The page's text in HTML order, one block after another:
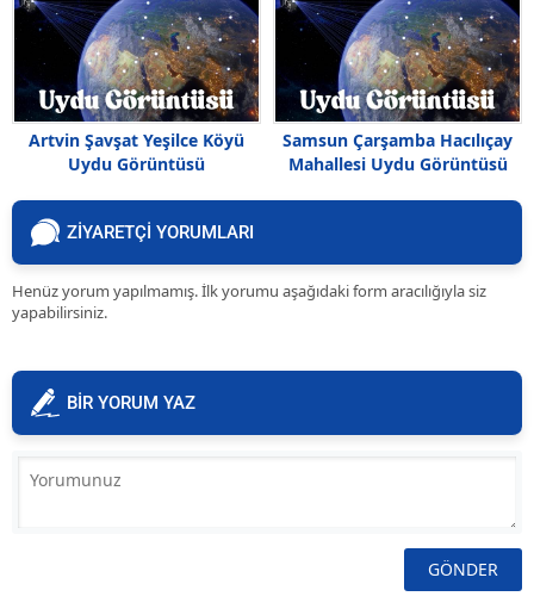
Artvin Şavşat Yeşilce Köyü
Uydu Görüntüsü
Samsun Çarşamba Hacılıçay
Mahallesi Uydu Görüntüsü
ZİYARETÇİ YORUMLARI
Henüz yorum yapılmamış. İlk yorumu aşağıdaki form aracılığıyla siz
yapabilirsiniz.
BİR YORUM YAZ